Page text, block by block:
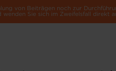
von Beiträgen noch zur
wenden Sie sich im Zweifelsfall direkt